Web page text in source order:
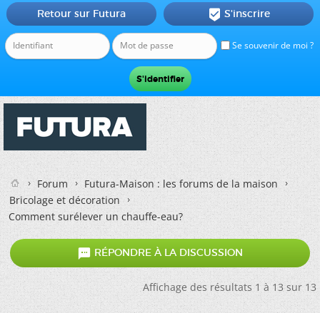
Se souvenir de moi ?
Retour sur Futura  S'inscrire
Forum
Futura-Maison : les forums de la maison
Bricolage et décoration
Comment surélever un chauffe-eau?
 RÉPONDRE À LA DISCUSSION
Affichage des résultats 1 à 13 sur 13